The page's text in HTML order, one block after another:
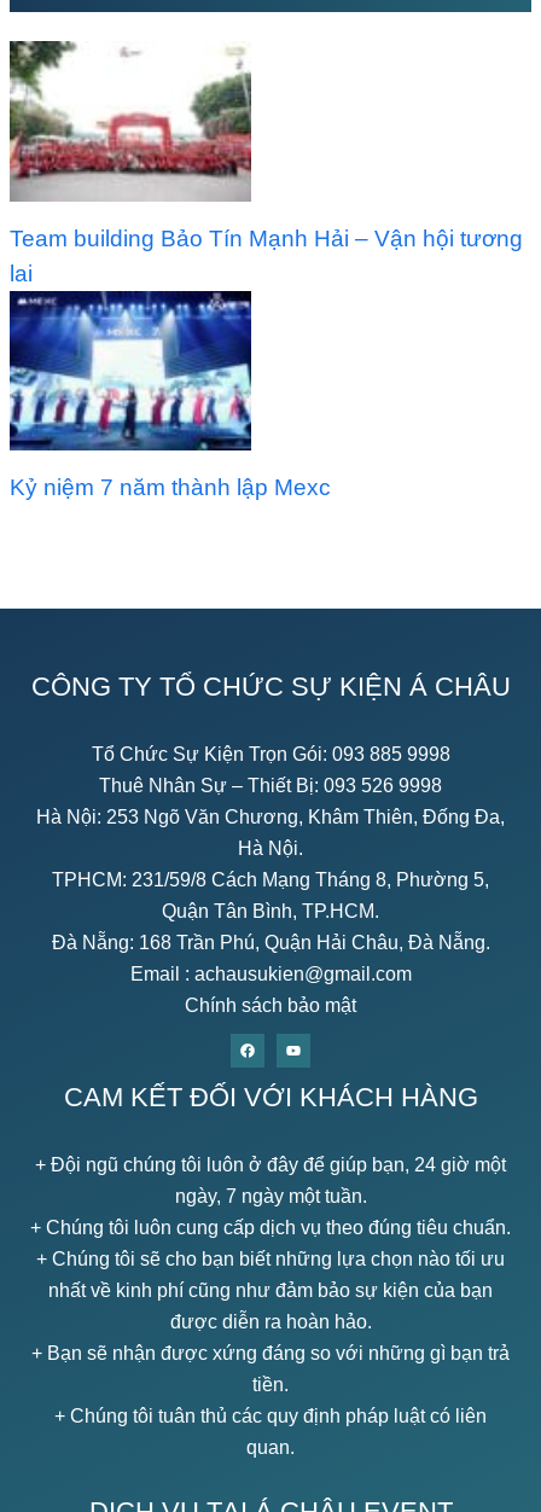
Team building Bảo Tín Mạnh Hải – Vận hội tương
lai
Kỷ niệm 7 năm thành lập Mexc
CÔNG TY TỔ CHỨC SỰ KIỆN Á CHÂU
Tổ Chức Sự Kiện Trọn Gói: 093 885 9998
Thuê Nhân Sự – Thiết Bị: 093 526 9998
Hà Nội: 253 Ngõ Văn Chương, Khâm Thiên, Đống Đa,
Hà Nội.
TPHCM: 231/59/8 Cách Mạng Tháng 8, Phường 5,
Quận Tân Bình, TP.HCM.
Đà Nẵng: 168 Trần Phú, Quận Hải Châu, Đà Nẵng.
Email : achausukien@gmail.com
Chính sách bảo mật
CAM KẾT ĐỐI VỚI KHÁCH HÀNG
+ Đội ngũ chúng tôi luôn ở đây để giúp bạn, 24 giờ một
ngày, 7 ngày một tuần.
+ Chúng tôi luôn cung cấp dịch vụ theo đúng tiêu chuẩn.
+ Chúng tôi sẽ cho bạn biết những lựa chọn nào tối ưu
nhất về kinh phí cũng như đảm bảo sự kiện của bạn
được diễn ra hoàn hảo.
+ Bạn sẽ nhận được xứng đáng so với những gì bạn trả
tiền.
+ Chúng tôi tuân thủ các quy định pháp luật có liên
quan.